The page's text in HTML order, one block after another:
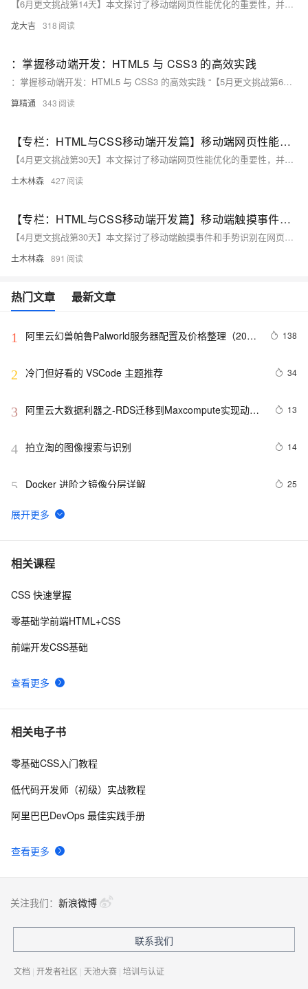
【6月更文挑战第14天】本文探讨了移动端网页性能优化的重要性，并提出了HTML、CSS及其他方面的优化策略。HTML方面，建议精简结构、使用语义化标签、异步加载脚本和压缩文件。CSS优化包括简化样式、利用CSS3动画、媒体查询及压缩文件。其他策略涉及图片和字体优化、缓存利用、压缩传输数据、减少HTTP请求及监听网络状态。通过这些方法，可提升网页性能，改善用户体验。
龙大吉 318
：掌握移动端开发：HTML5 与 CSS3 的高效实践
：掌握移动端开发：HTML5 与 CSS3 的高效实践 “【5月更文挑战第6天】”
算精通 343
【专栏：HTML与CSS移动端开发篇】移动端网页性能优化策略
【4月更文挑战第30天】本文探讨了移动端网页性能优化的重要性，并提出了优化策略。HTML方面，建议精简结构、使用语义化标签、异步加载脚本和压缩文件；CSS优化包括精简样式、使用CSS3动画、媒体查询和压缩文件。其他策略涉及图片和字体压缩、缓存利用、数据压缩、减少HTTP请求及根据网络状态调整加载。综合运用这些策略能提升网页性能和用户体验。
土木林森 427
【专栏：HTML与CSS移动端开发篇】移动端触摸事件与手势识别
【4月更文挑战第30天】本文探讨了移动端触摸事件和手势识别在网页开发中的重要性。介绍了基础触摸事件如`touchstart`, `touchmove`, `touchend`, `touchcancel`及相关属性。文章列举了处理触摸事件的方法，包括单点触摸、多点触摸、滑动、长按、捏合缩放、旋转检测和事件代理。建议使用第三方库如Hammer.js简化手势处理，并分享了最佳实践，如避免意外触摸、提供视觉反馈、考虑性能和跨设备测试。理解并有效利用这些技术能提升用户交互体验。
土木林森 891
热门文章 最新文章
1
阿里云幻兽帕鲁Palworld服务器配置及价格整理（2024
138
2 冷门但好看的 VSCode 主题推荐 34
3
阿里云大数据利器之-RDS迁移到Maxcompute实现动态
13
4 拍立淘的图像搜索与识别 14
5 Docker 进阶之镜像分层详解 25
6 GET 请求和 POST 请求的安全性有何区别？
7 hdu 3015 Disharmony Trees
8 perl--CGI编程之Apache服务器安装配置
相关课程
查看更多
CSS 快速掌握
零基础学前端HTML+CSS
前端开发CSS基础
相关电子书
查看更多
零基础CSS入门教程
低代码开发师（初级）实战教程
阿里巴巴DevOps 最佳实践手册
关注我们： 新浪微博
联系我们
文档 | 开发者社区 | 天池大赛 | 培训与认证